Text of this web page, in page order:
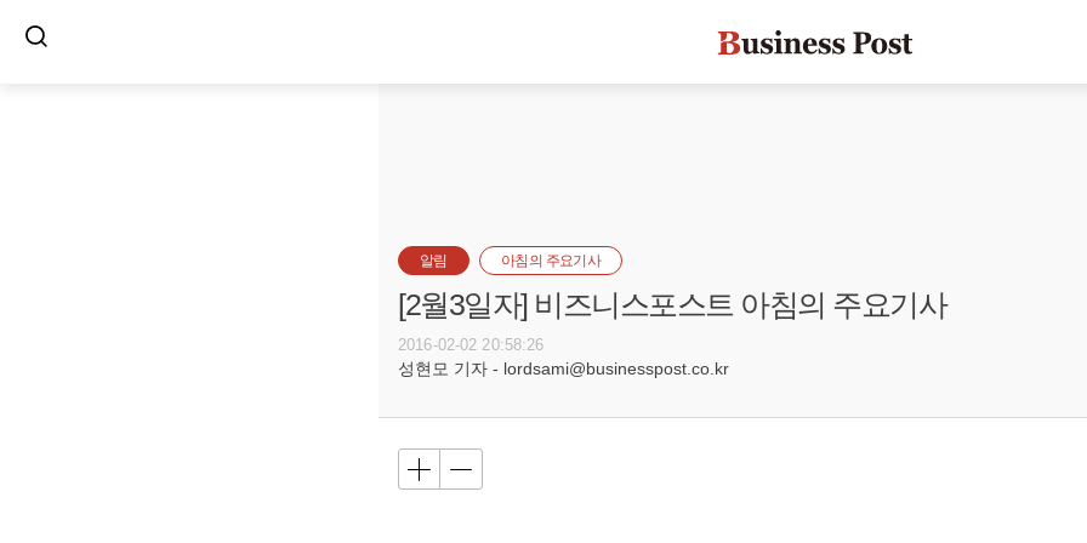
알림 아침의 주요기사
[2월3일자] 비즈니스포스트 아침의 주요기사
2016-02-02 20:58:26
성현모 기자 - lordsami@businesspost.co.kr